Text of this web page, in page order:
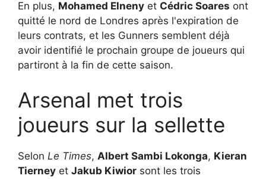
En plus, Mohamed Elneny et Cédric Soares ont
quitté le nord de Londres après l'expiration de
leurs contrats, et les Gunners semblent déjà
avoir identifié le prochain groupe de joueurs qui
partiront à la fin de cette saison.
Arsenal met trois
joueurs sur la sellette
Selon Le Times, Albert Sambi Lokonga, Kieran
Tierney et Jakub Kiwior sont les trois